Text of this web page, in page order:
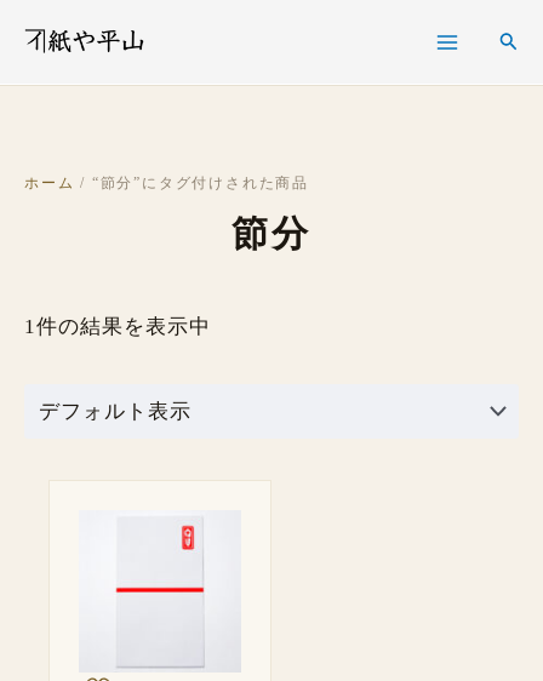
検
索
ホーム / “節分”にタグ付けされた商品
節分
1件の結果を表示中